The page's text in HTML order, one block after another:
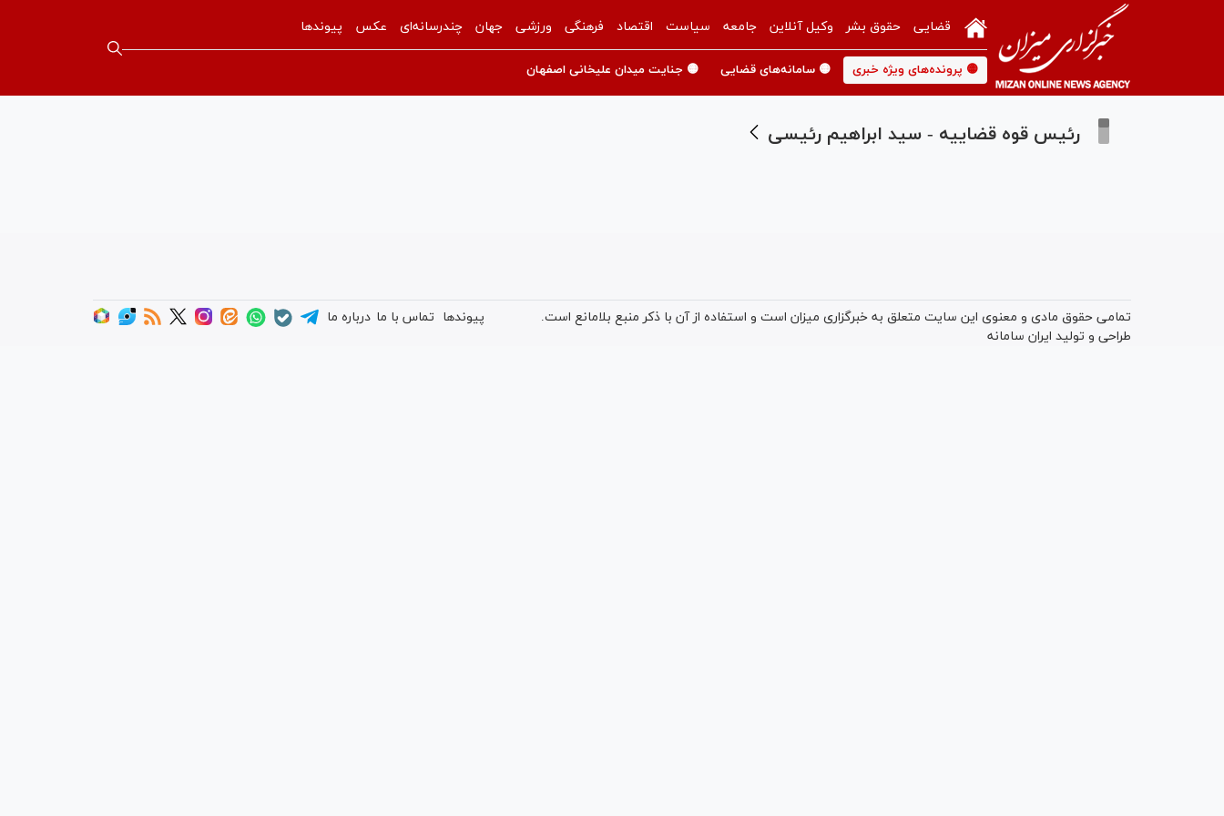
قضایی حقوق بشر وکیل آنلاین جامعه سیاست اقتصاد فرهنگی ورزشی جهان چندرسانه‌ای عکس پیوندها
🟡 پرونده‌های ویژه خبری 🟡 سامانه‌های قضایی 🟡 جنایت میدان علیخانی اصفهان
رئیس قوه قضاییه - سید ابراهیم رئیسی
تمامی حقوق مادی و معنوی این سایت متعلق به خبرگزاری میزان است و استفاده از آن با ذکر منبع بلامانع است.
طراحی و تولید ایران سامانه
پیوندها تماس با ما درباره ما